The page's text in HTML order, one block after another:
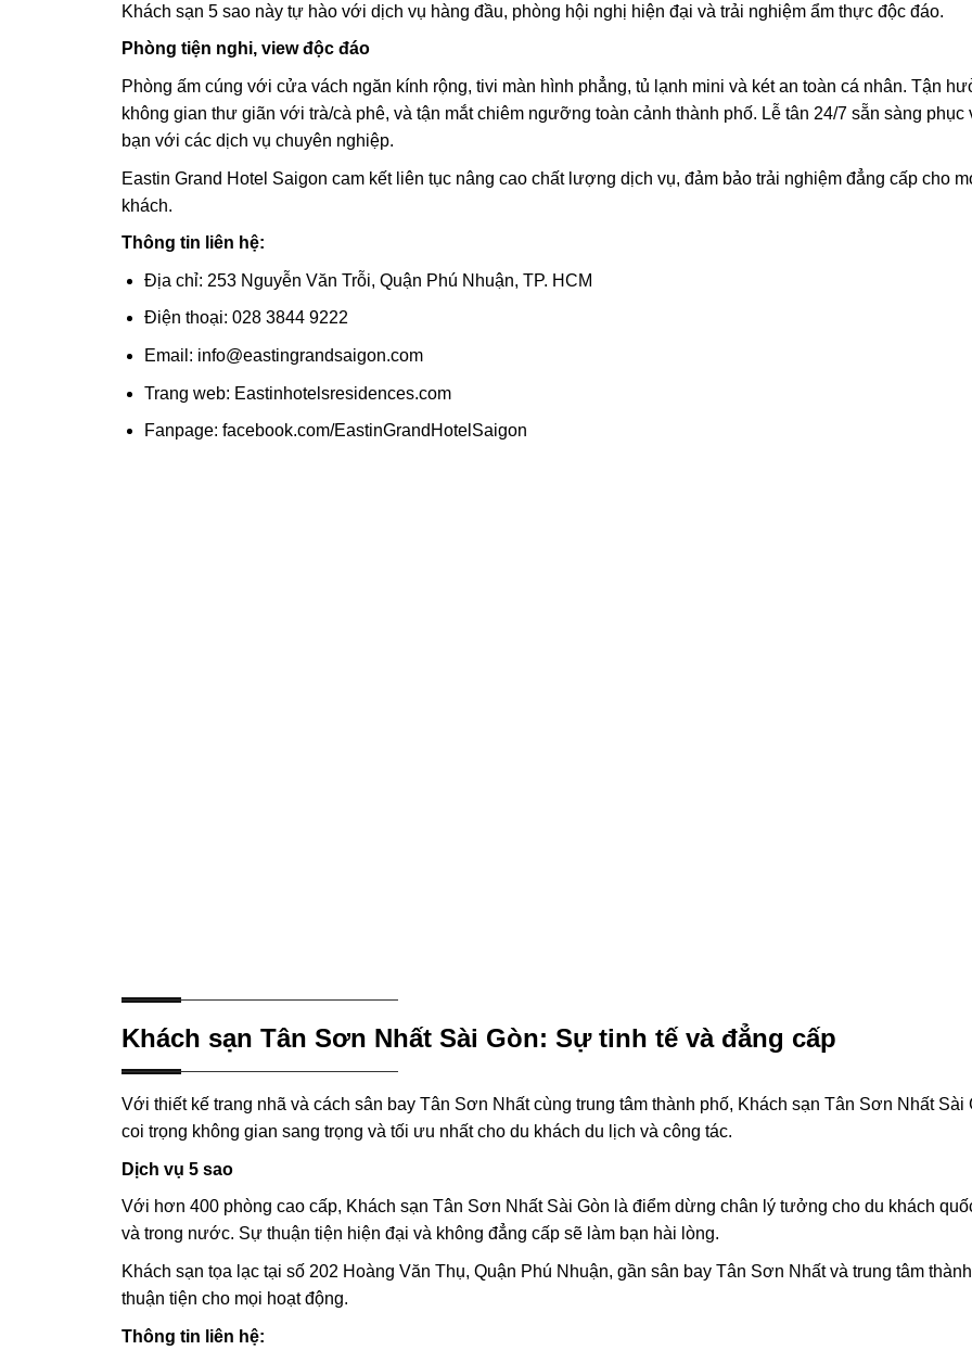
Khách sạn 5 sao này tự hào với dịch vụ hàng đầu, phòng hội nghị hiện đại và trải nghiệm ẩm thực độc đáo.
Phòng tiện nghi, view độc đáo
Phòng ấm cúng với cửa vách ngăn kính rộng, tivi màn hình phẳng, tủ lạnh mini và két an toàn cá nhân. Tận
không gian thư giãn với trà/cà phê, và tận mắt chiêm ngưỡng toàn cảnh thành phố. Lễ tân 24/7 sẵn sàng phục
bạn với các dịch vụ chuyên nghiệp.
Eastin Grand Hotel Saigon cam kết liên tục nâng cao chất lượng dịch vụ, đảm bảo trải nghiệm đẳng cấp cho
khách.
Thông tin liên hệ:
Địa chỉ: 253 Nguyễn Văn Trỗi, Quận Phú Nhuận, TP. HCM
Điện thoại: 028 3844 9222
Email: info@eastingrandsaigon.com
Trang web: Eastinhotelsresidences.com
Fanpage: facebook.com/EastinGrandHotelSaigon
Khách sạn Tân Sơn Nhất Sài Gòn: Sự tinh tế và đẳng cấp
Với thiết kế trang nhã và cách sân bay Tân Sơn Nhất cùng trung tâm thành phố, Khách sạn Tân Sơn Nhất Sài
coi trọng không gian sang trọng và tối ưu nhất cho du khách du lịch và công tác.
Dịch vụ 5 sao
Với hơn 400 phòng cao cấp, Khách sạn Tân Sơn Nhất Sài Gòn là điểm dừng chân lý tưởng cho du khách
và trong nước. Sự thuận tiện hiện đại và không đẳng cấp sẽ làm bạn hài lòng.
Khách sạn tọa lạc tại số 202 Hoàng Văn Thụ, Quận Phú Nhuận, gần sân bay Tân Sơn Nhất và trung tâm
thuận tiện cho mọi hoạt động.
Thông tin liên hệ: